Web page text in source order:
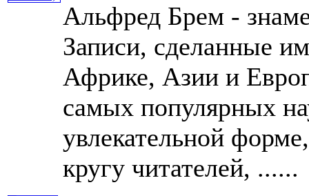
Альфред Брем -
Записи, сделанные
Африке, Азии и
самых популярных
увлекательной
кругу читателей, ......